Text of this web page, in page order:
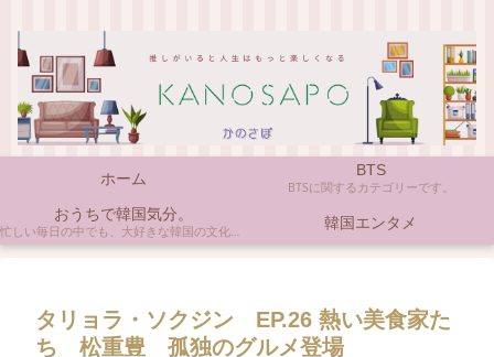
ホーム BTS
BTSに関するカテゴリーです。
おうちで韓国気分。
忙しい毎日の中でも、大好きな韓国の文化やアイテムに触れると心がほっとしますよね。ここでは、自宅で手軽に楽しめる韓国の美味しいもの、お気に入りのコスメ、そして推し活の楽しみ方など、「おうちにいながら韓国気分」に触れられるヒントを私らしくお届けします。 韓国エンタメ
タリョラ・ソクジン EP.26 熱い美食家た
ち 松重豊 孤独のグルメ登場